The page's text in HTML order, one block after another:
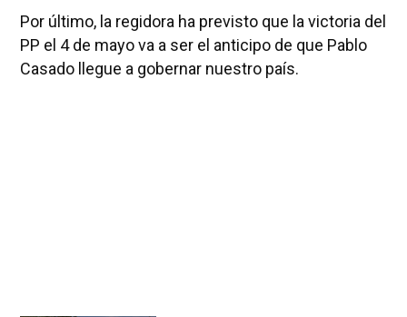
Por último, la regidora ha previsto que la victoria del
PP el 4 de mayo va a ser el anticipo de que Pablo
Casado llegue a gobernar nuestro país.